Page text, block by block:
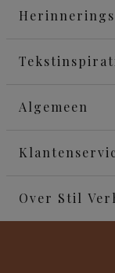
Algemeen
Over Stil